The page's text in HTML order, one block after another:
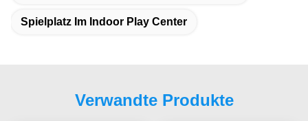
Spielplatz Im Indoor Play Center
Verwandte Produkte